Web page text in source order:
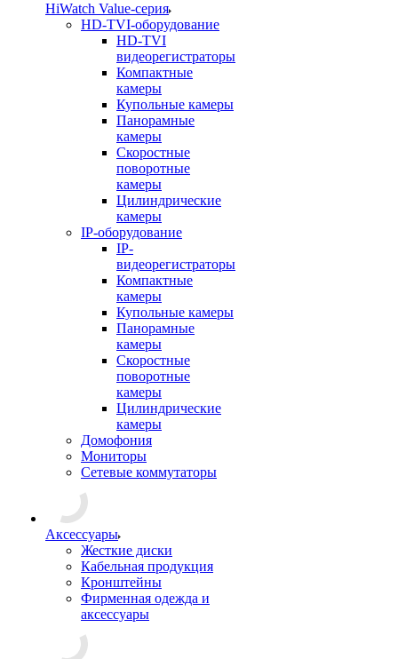
HiWatch Value-серия
HD-TVI-оборудование
HD-TVI
видеорегистраторы
Компактные
камеры
Купольные камеры
Панорамные
камеры
Скоростные
поворотные
камеры
Цилиндрические
камеры
IP-оборудование
IP-
видеорегистраторы
Компактные
камеры
Купольные камеры
Панорамные
камеры
Скоростные
поворотные
камеры
Цилиндрические
камеры
Домофония
Мониторы
Сетевые коммутаторы
Аксессуары
Жесткие диски
Кабельная продукция
Кронштейны
Фирменная одежда и
аксессуары